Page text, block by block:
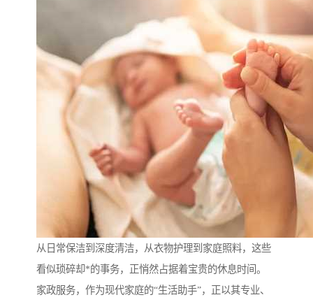
从日常保洁到深度清洁，从衣物护理到家庭照料，这些
看似琐碎却*的事务，正悄然占据着宝贵的休息时间。
家政服务，作为现代家庭的“生活助手”，正以其专业、